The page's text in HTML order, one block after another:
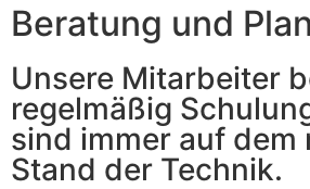
Beratung und
Unsere Mitarbeiter
regelmäßig
sind immer auf dem
Stand der Technik.